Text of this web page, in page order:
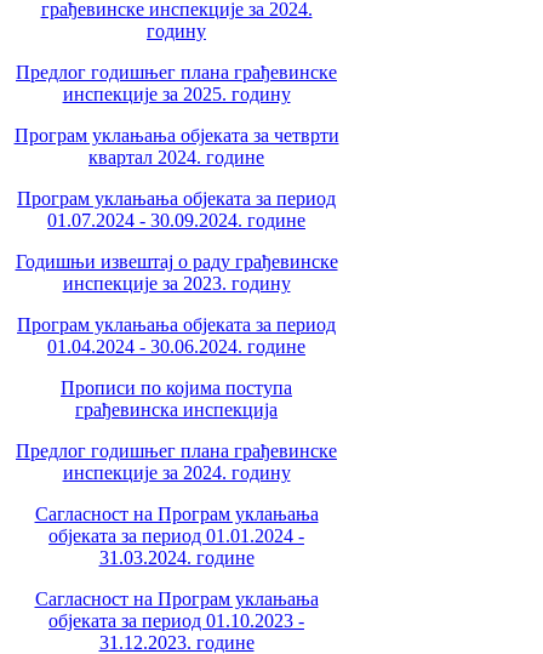
грађевинске инспекције за 2024.
годину
Предлог годишњег плана грађевинске
инспекције за 2025. годину
Програм уклањања објеката за четврти
квартал 2024. године
Програм уклањања објеката за период
01.07.2024 - 30.09.2024. године
Годишњи извештај о раду грађевинске
инспекције за 2023. годину
Програм уклањања објеката за период
01.04.2024 - 30.06.2024. године
Прописи по којима поступа
грађевинска инспекција
Предлог годишњег плана грађевинске
инспекције за 2024. годину
Сагласност на Програм уклањања
објеката за период 01.01.2024 -
31.03.2024. године
Сагласност на Програм уклањања
објеката за период 01.10.2023 -
31.12.2023. године